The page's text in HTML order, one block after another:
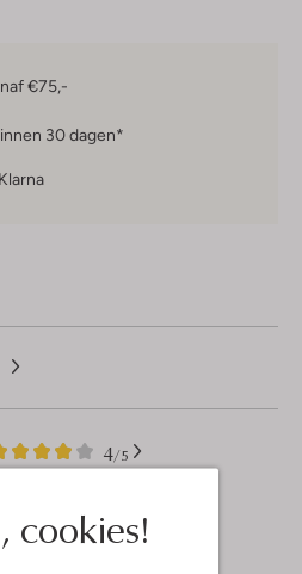
cookies!
€75,-
30 dagen*
4/5